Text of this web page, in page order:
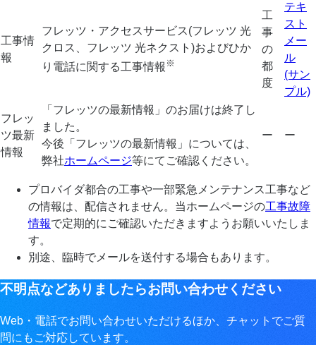
工事情
報
フレッツ・アクセスサービス(フレッツ 光
クロス、フレッツ 光ネクスト)およびひか
り電話に関する工事情報 ※
工
事
の
都
度
テキ
スト
メー
ル
(サン
プル)
フレッ
ツ最新
情報
「フレッツの最新情報」のお届けは終了し
ました。
今後「フレッツの最新情報」については、
弊社ホームページ等にてご確認ください。
ー ー
プロバイダ都合の工事や一部緊急メンテナンス工事など
の情報は、配信されません。当ホームページの工事故障
情報で定期的にご確認いただきますようお願いいたしま
す。
別途、臨時でメールを送付する場合もあります。
不明点などありましたらお問い合わせください
Web・電話でお問い合わせいただけるほか、チャットでご質
問にもご対応しています。